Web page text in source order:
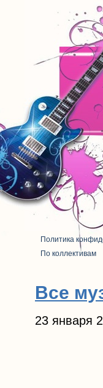
Политика
По коллективам
Все
23 января